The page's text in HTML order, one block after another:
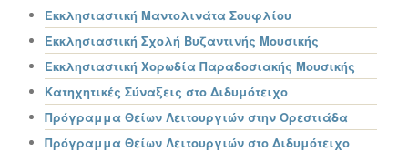
Εκκλησιαστική Μαντολινάτα Σουφλίου
Εκκλησιαστική Σχολή Βυζαντινής Μουσικής
Εκκλησιαστική Χορωδία Παραδοσιακής Μουσικής
Κατηχητικές Σύναξεις στο Διδυμότειχο
Πρόγραμμα Θείων Λειτουργιών στην Ορεστιάδα
Πρόγραμμα Θείων Λειτουργιών στο Διδυμότειχο